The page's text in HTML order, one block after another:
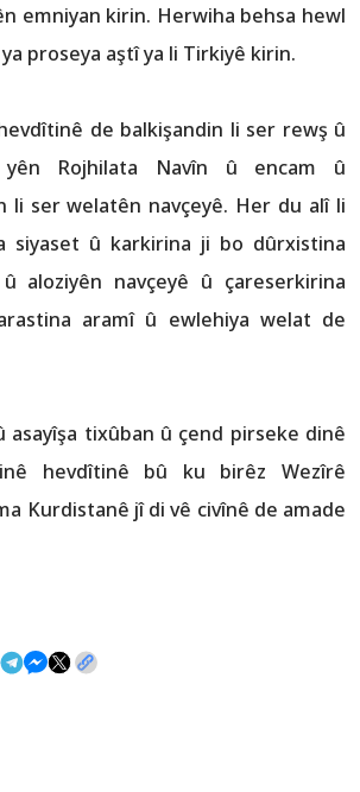
emniyan kirin. Herwiha behsa hewl
proseya aştî ya li Tirkiyê kirin.
de balkişandin li ser rewş û
yên Rojhilata Navîn û encam û
li ser welatên navçeyê. Her du alî li
siyaset û karkirina ji bo dûrxistina
aloziyên navçeyê û çareserkirina
aramî û ewlehiya welat de
asayîşa tixûban û çend pirseke dinê
hevdîtinê bû ku birêz Wezîrê
Kurdistanê jî di vê civînê de amade